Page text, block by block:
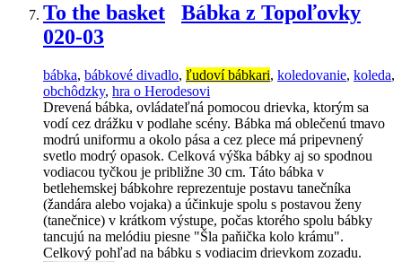
To the basket
Bábka z Topoľovky
020-03
bábka, bábkové divadlo, ľudoví bábkari, koledovanie, koleda,
obchôdzky, hra o Herodesovi
Drevená bábka, ovládateľná pomocou drievka, ktorým sa
vodí cez drážku v podlahe scény. Bábka má oblečenú tmavo
modrú uniformu a okolo pása a cez plece má pripevnený
svetlo modrý opasok. Celková výška bábky aj so spodnou
vodiacou tyčkou je približne 30 cm. Táto bábka v
betlehemskej bábkohre reprezentuje postavu tanečníka
(žandára alebo vojaka) a účinkuje spolu s postavou ženy
(tanečnice) v krátkom výstupe, počas ktorého spolu bábky
tancujú na melódiu piesne "Šla paňička kolo krámu".
Celkový pohľad na bábku s vodiacim drievkom zozadu.